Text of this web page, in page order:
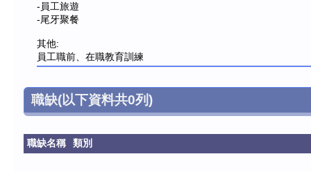
-員工旅遊
-尾牙聚餐
其他:
員工職前、在職教育訓練
職缺(以下資料共0列)
職缺名稱 類別